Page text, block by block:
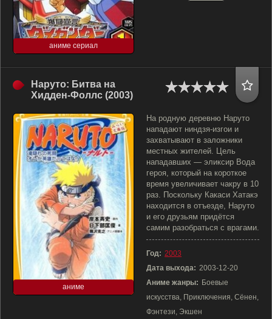
аниме сериал
Наруто: Битва на
Хидден-Фоллс (2003)
аниме
На родную деревню Наруто
нападают ниндзя-изгои и
захватывают в заложники
местных жителей. Цель
нападавших — эликсир Вода
героя, который на короткое
время увеличивает чакру в 10
раз. Поскольку Какаси Хатакэ
находится в отъезде, Наруто
и его друзьям придётся
самим разобраться с врагами.
Год: 2003
Дата выхода: 2003-12-20
Аниме жанры: Боевые
искусства, Приключения, Сёнен,
Фэнтези, Экшен